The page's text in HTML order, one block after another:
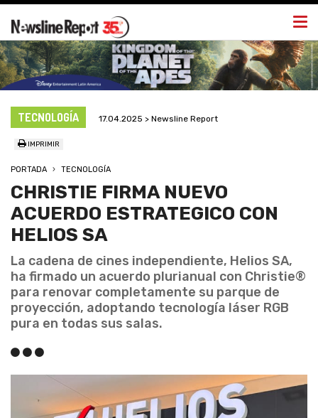
TECNOLOGÍA 17.04.2025 > Newsline Report
IMPRIMIR
PORTADA TECNOLOGÍA
CHRISTIE FIRMA NUEVO
ACUERDO ESTRATEGICO CON
HELIOS SA
La cadena de cines independiente, Helios SA,
ha firmado un acuerdo plurianual con Christie®
para renovar completamente su parque de
proyección, adoptando tecnología láser RGB
pura en todas sus salas.